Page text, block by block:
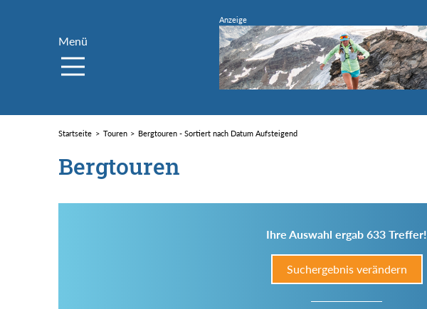
Menü
Startseite Touren Bergtouren - Sortiert nach Datum Aufsteigend
Bergtouren
Ihre Auswahl ergab 633 Treffer!
Suchergebnis verändern